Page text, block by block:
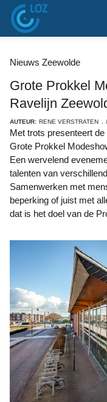
Nieuws Zeewolde
Grote Prokkel
Ravelijn
AUTEUR: RENE VERSTRATEN
Met trots presenteert de organisatie van de Prokkeldag ‘’De
Grote Prokkel
Een wervelend
talenten van
Samenwerken met
beperking of juist met
dat is het doel van de